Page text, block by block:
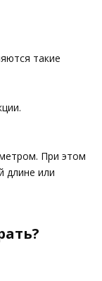
такие
При этом
длине или